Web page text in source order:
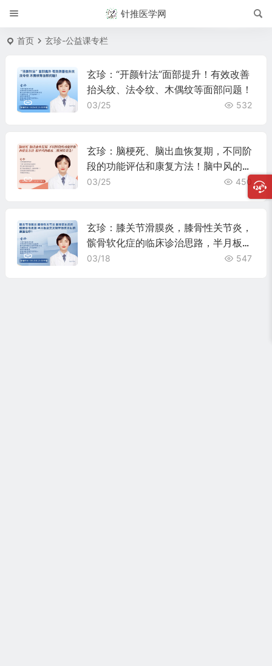
针推医学网
首页 玄珍-公益课专栏
玄珍：“开颜针法”面部提升！有效改善
抬头纹、法令纹、木偶纹等面部问题！
03/25 532
玄珍：脑梗死、脑出血恢复期，不同阶
段的功能评估和康复方法！脑中风的临
床二级预防要点！
03/25 450
玄珍：膝关节滑膜炎，膝骨性关节炎，
髌骨软化症的临床诊治思路，半月板及
交叉韧带损伤术后的康复治疗！
03/18 547